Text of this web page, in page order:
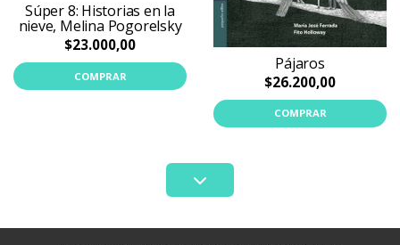
Súper 8: Historias en la
nieve, Melina Pogorelsky
$23.000,00
COMPRAR
Pájaros
$26.200,00
COMPRAR